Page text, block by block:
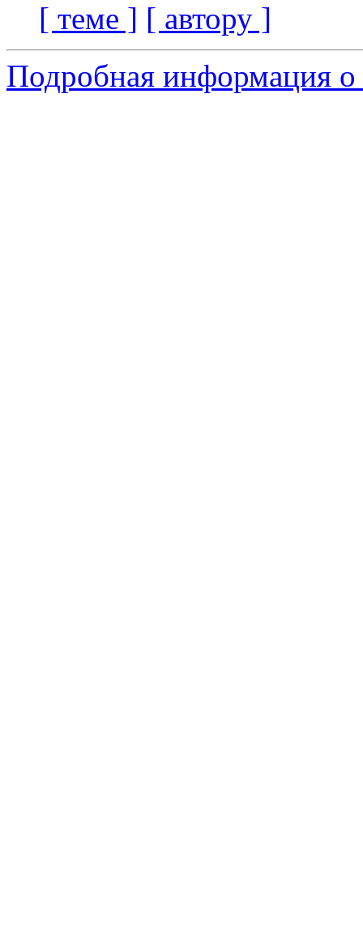
[ теме ] [ автору ]
Подробная информация